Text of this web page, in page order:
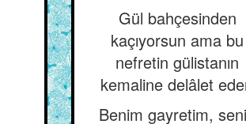
Gül bahçesinden
kaçıyorsun ama bu
nefretin gülistanın
kemaline delâlet
Benim gayretim,